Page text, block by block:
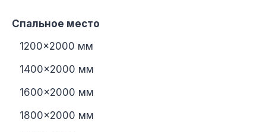
Спальное место
1200×2000 мм
1400×2000 мм
1600×2000 мм
1800×2000 мм